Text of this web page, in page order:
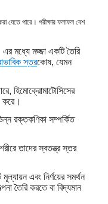
যেতে পারে। পরীক্ষার ফলাফল বেশ
এর মধ্যে মজ্জা একটি তৈরি
স্তরকোষ, যেমন
হিমোক্রোমাটোসিসের
করে।
রক্তকণিকা সম্পর্কিত
তাদের স্বতন্ত্র স্তর
এবং নির্ণয়ের সমর্থন
তৈরি করতে বা বিদ্যমান